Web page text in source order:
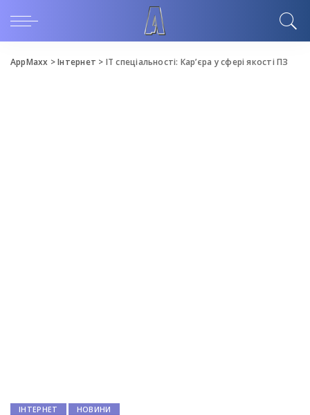
AppMaxx >Iнтернет > IT спеціальності: Кар’єра у сфері якості ПЗ
IНТЕРНЕТ НОВИНИ